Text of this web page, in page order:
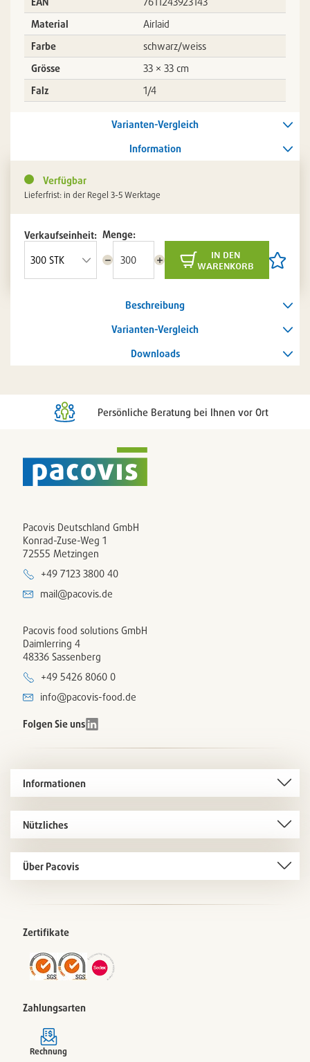
Material
Airlaid
Farbe
schwarz/weiss
Grösse
33 × 33 cm
Falz
1/4
Varianten-Vergleich
Information
Verfügbar
Lieferfrist: in der Regel 3-5 Werktage
Verkaufseinheit: Menge:
Menge
Menge
in den
warenkorb
Artikel
setzen
Beschreibung
Varianten-Vergleich
Downloads
Persönliche Beratung bei Ihnen vor Ort
Pacovis Deutschland GmbH
Konrad-Zuse-Weg 1
72555 Metzingen
+49 7123 3800 40
mail@pacovis.de
Pacovis food solutions GmbH
Daimlerring 4
48336 Sassenberg
+49 5426 8060 0
info@pacovis-food.de
Folgen Sie uns
Informationen
Nützliches
Über Pacovis
Zertifikate
Zahlungsarten
Rechnung